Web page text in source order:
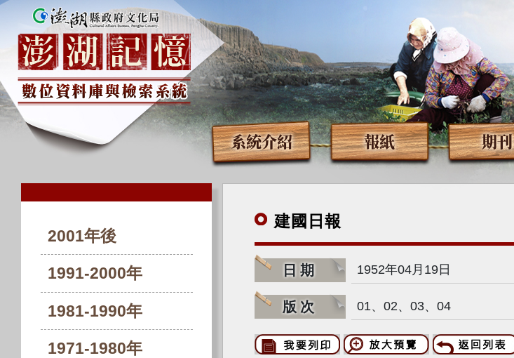
系統介紹 報紙 期刊
2001年後
1991-2000年
1981-1990年
1971-1980年
建國 日報
日期 1952年04月19日
版次 01、02、03、04